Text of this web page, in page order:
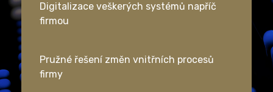
Digitalizace veškerých systémů napříč
firmou
Pružné řešení změn vnitřních procesů
firmy